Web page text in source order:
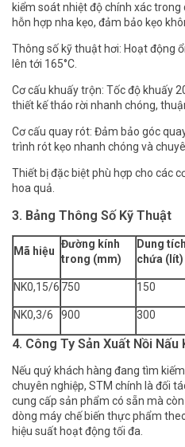
kiểm soát nhiệt độ chính xác
hỗn hợp nha kẹo, đảm bảo kẹo
Thông số kỹ thuật hơi: Hoạt động
lên tới 165°C.
Cơ cấu khuấy trộn: Tốc độ khuấy
thiết kế tháo rời nhanh chóng,
Cơ cấu quay rót: Đảm bảo góc
trình rót kẹo nhanh chóng và
Thiết bị đặc biệt phù hợp cho các
hoa quả.
3. Bảng Thông Số Kỹ Thuật
Mã hiệu
Đường kính
trong (mm)
Dung tích
chứa (lít)
NK0,15/6 750 150
NK0,3/6 900 300
4. Công Ty Sản Xuất Nồi Nấu
Nếu quý khách hàng đang tìm
chuyên nghiệp, STM chính là đối
cung cấp sản phẩm có sẵn mà
dòng máy chế biến thực phẩm
hiệu suất hoạt động tối đa.